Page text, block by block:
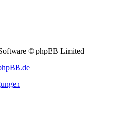
© phpBB Limited